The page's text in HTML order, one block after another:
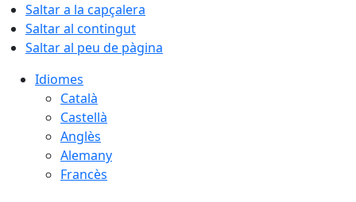
Saltar a la capçalera
Saltar al contingut
Saltar al peu de pàgina
Idiomes
Català
Castellà
Anglès
Alemany
Francès